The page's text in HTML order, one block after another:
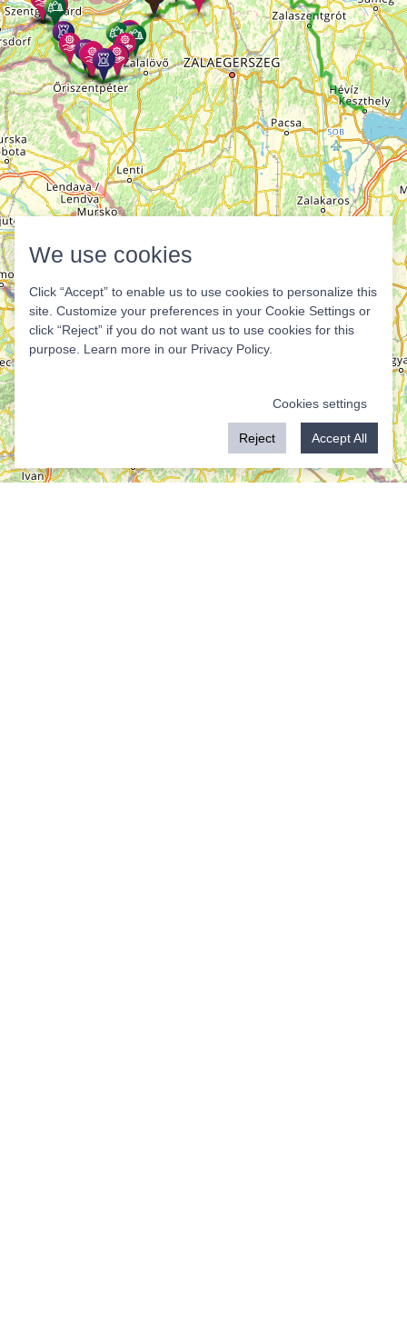
We use cookies
Click “Accept” to enable us to use cookies to personalize this
site. Customize your preferences in your Cookie Settings or
click “Reject” if you do not want us to use cookies for this
purpose. Learn more in our Privacy Policy.
Cookies settings
Reject Accept All